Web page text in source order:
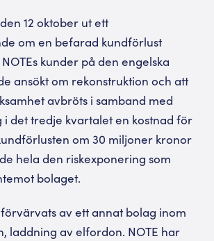
12 oktober ut ett
om en befarad kundförlust
kunder på den engelska
ansökt om rekonstruktion och att
avbröts i samband med
i det tredje kvartalet en kostnad för
om 30 miljoner kronor
hela den riskexponering som
bolaget.
av ett annat bolag inom
laddning av elfordon. NOTE har